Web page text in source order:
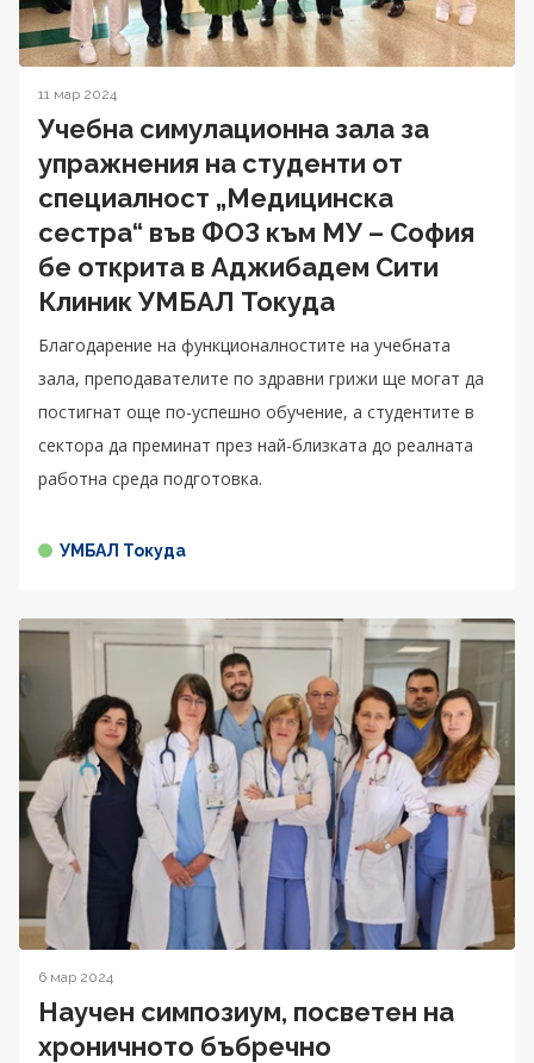
11 мар 2024
Учебна симулационна зала за
упражнения на студенти от
специалност „Медицинска
сестра“ във ФОЗ към МУ – София
бе открита в Аджибадем Сити
Клиник УМБАЛ Токуда
Благодарение на функционалностите на учебната
зала, преподавателите по здравни грижи ще могат да
постигнат още по-успешно обучение, а студентите в
секторa да преминат през най-близката до реалната
работна среда подготовка.
УМБАЛ Токуда
6 мар 2024
Научен симпозиум, посветен на
хроничното бъбречно